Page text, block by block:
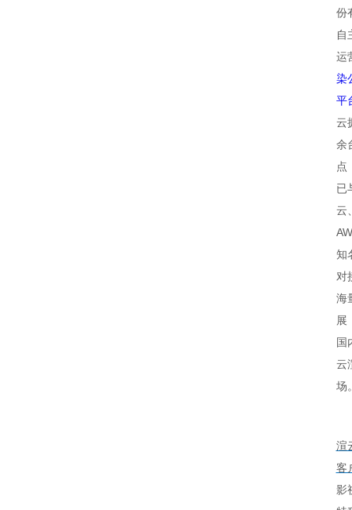
份
自
运
染
平
云
余
点
已
云
知
对
海
展
国
云
场
渲
客
影